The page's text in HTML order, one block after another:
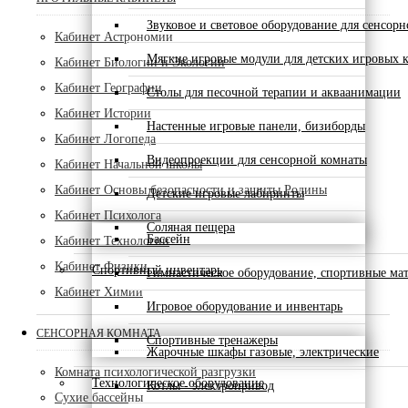
Звуковое и световое оборудование для
Мягкие игровые модули для детских игровых
Столы для песочной терапии и акваанимации
Настенные игровые панели, бизиборды
Видеопроекции для сенсорной комнаты
Детские игровые лабиринты
Соляная пещера
Спортивный инвентарь
Бассейн
Гимнастическое оборудование, спортивные
Игровое оборудование и инвентарь
Спортивные тренажеры
Технологическое оборудование
Жарочные шкафы газовые, электрические
Котлы - электропривод
Кабинет Астрономии
Кабинет Биологии и Экологии
Кабинет Географии
Кабинет Истории
Кабинет Логопеда
Кабинет Начальной школы
Кабинет Основы безопасности и защиты Родины
Кабинет Психолога
Кабинет Технологии
Кабинет Физики
Кабинет Химии
СЕНСОРНАЯ КОМНАТА
Комната психологической разгрузки
Сухие бассейны